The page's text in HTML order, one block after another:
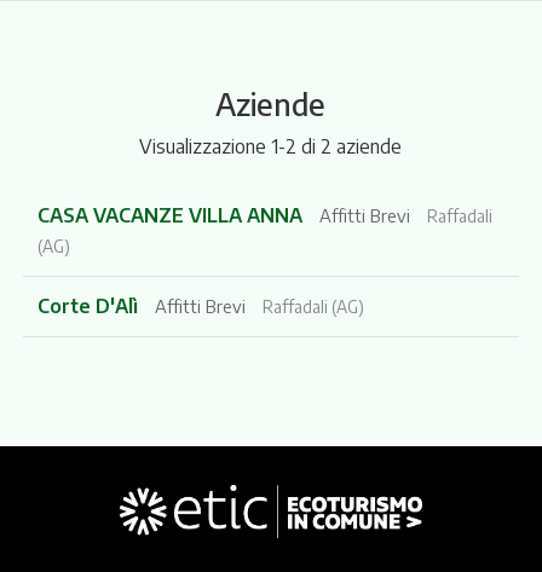
Aziende
Visualizzazione 1-2 di 2 aziende
CASA VACANZE VILLA ANNA Affitti Brevi
Raffadali
(AG)
Corte D'Alì Affitti Brevi Raffadali (AG)